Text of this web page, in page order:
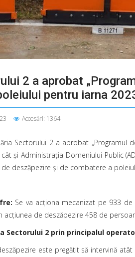
2 a aprobat
pentru iarna
Accesări: 1364
Sectorului 2 a aprobat
şi Administraţia Domeniului Public
deszăpezire şi de combatere a
Se va acţiona mecanizat pe 933
acţiunea de deszăpezire 458 de
Sectorului 2 prin principalul
este pregătit să intervină